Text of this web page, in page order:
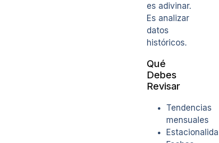
es adivinar.
Es analizar
datos
históricos.
Qué
Debes
Revisar
Tendencias
mensuales